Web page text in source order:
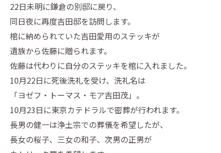
22日未明に鎌倉の別邸に戻り、
同日夜に再度吉田邸を訪問します。
棺に納められていた吉田愛用のステッキが
遺族から佐藤に贈られます。
佐藤は代わりに自分のステッキを棺に入れました。
10月22日に死後洗礼を受け、洗礼名は
「ヨゼフ・トーマス・モア吉田茂」。
10月23日に東京カテドラルで密葬が行われます。
長男の健一は浄土宗での葬儀を希望したが、
長女の桜子、三女の和子、次男の正男が